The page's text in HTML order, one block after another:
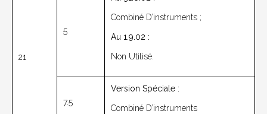
21
5
Combiné D’instruments ;
Au 1.9.02 :
Non Utilisé.
7.5
Version Spéciale :
Combiné D’instruments